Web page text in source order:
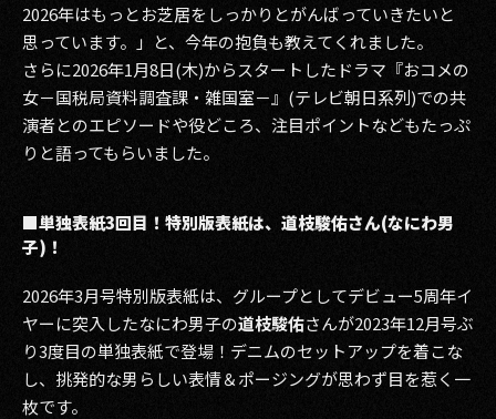
2026年はもっとお芝居をしっかりとがんばっていきたいと
思っています。」と、今年の抱負も教えてくれました。
さらに2026年1月8日(木)からスタートしたドラマ『おコメの
女－国税局資料調査課・雑国室－』(テレビ朝日系列)での共
演者とのエピソードや役どころ、注目ポイントなどもたっぷ
りと語ってもらいました。
■単独表紙3回目！特別版表紙は、道枝駿佑さん(なにわ男
子)！
2026年3月号特別版表紙は、グループとしてデビュー5周年イ
ヤーに突入したなにわ男子の道枝駿佑さんが2023年12月号ぶ
り3度目の単独表紙で登場！デニムのセットアップを着こな
し、挑発的な男らしい表情＆ポージングが思わず目を惹く一
枚です。